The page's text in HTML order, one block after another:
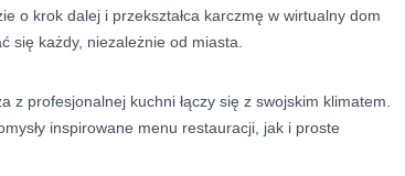
o krok dalej i przekształca karczmę w wirtualny dom
się każdy, niezależnie od miasta.
z profesjonalnej kuchni łączy się z swojskim klimatem.
inspirowane menu restauracji, jak i proste